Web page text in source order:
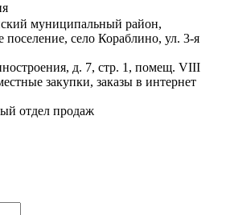
муниципальный район,
поселение, село Кораблино, ул. 3-я
д. 7, стр. 1, помещ. VIII
закупки, заказы в интернет
отдел продаж